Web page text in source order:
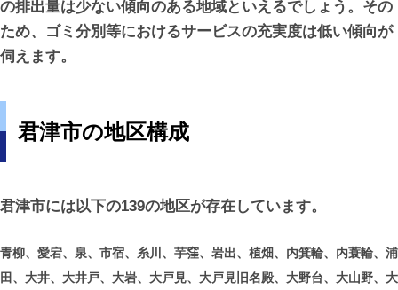
の排出量は少ない傾向のある地域といえるでしょう。その
ため、ゴミ分別等におけるサービスの充実度は低い傾向が
伺えます。
君津市の地区構成
君津市には以下の139の地区が存在しています。
青柳、愛宕、泉、市宿、糸川、芋窪、岩出、植畑、内箕輪、内蓑輪、浦
田、大井、大井戸、大岩、大戸見、大戸見旧名殿、大野台、大山野、大